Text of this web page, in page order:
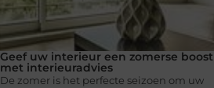
Geef uw interieur een zomerse boost
met interieuradvies
De zomer is het perfecte seizoen om uw